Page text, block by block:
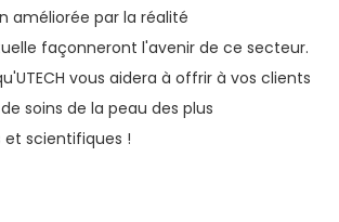
améliorée par la réalité
façonneront l'avenir de ce secteur.
vous aidera à offrir à vos clients
soins de la peau des plus
et scientifiques !